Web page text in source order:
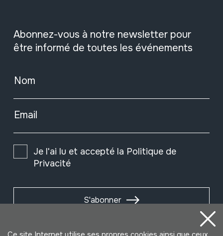
Abonnez-vous à notre newsletter pour
être informé de toutes les événements
Nom
Email
Je l'ai lu et accepté la Politique de
Privacité
S'abonner